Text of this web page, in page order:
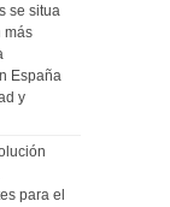
se situa
más
España
y
para el